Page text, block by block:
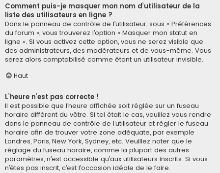
Comment puis-je masquer mon nom d’utilisateur de la
liste des utilisateurs en ligne ?
Dans le panneau de contrôle de l’utilisateur, sous « Préférences
du forum », vous trouverez l’option « Masquer mon statut en
ligne ». Si vous activez cette option, vous ne serez visible que
des administrateurs, des modérateurs et de vous-même. Vous
serez alors comptabilisé comme étant un utilisateur invisible.
Haut
L’heure n’est pas correcte !
Il est possible que l’heure affichée soit réglée sur un fuseau
horaire différent du vôtre. Si tel était le cas, veuillez vous rendre
dans le panneau de contrôle de l’utilisateur et régler le fuseau
horaire afin de trouver votre zone adéquate, par exemple
Londres, Paris, New York, Sydney, etc. Veuillez noter que le
réglage du fuseau horaire, comme la plupart des autres
paramètres, n’est accessible qu’aux utilisateurs inscrits. Si vous
n’êtes pas inscrit, c’est l’occasion idéale de le faire.